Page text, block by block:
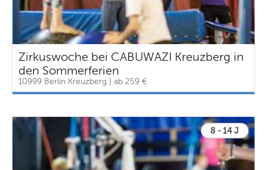
Zirkuswoche bei CABUWAZI Kreuzberg in
den Sommerferien
10999 Berlin Kreuzberg | ab 259 €
8 - 14 J